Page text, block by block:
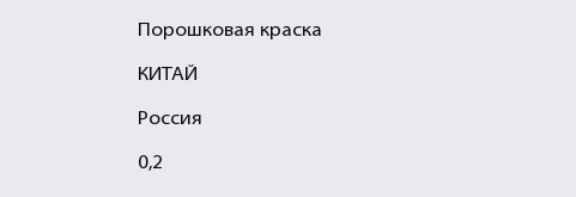
Порошковая краска
КИТАЙ
Россия
0,2